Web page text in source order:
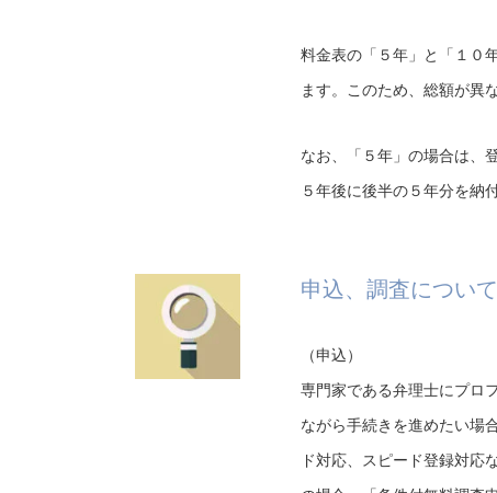
料金表の「５年」と「１０
ます。このため、総額が異
なお、「５年」の場合は、
５年後に後半の５年分を納
申込、調査について
（申込）
専門家である弁理士にプロ
ながら手続きを進めたい場
ド対応、スピード登録対応